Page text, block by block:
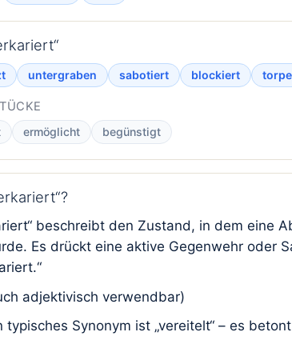
untergraben sabotiert blockiert
ermöglicht begünstigt
beschreibt den Zustand, in dem eine
Es drückt eine aktive Gegenwehr oder
adjektivisch verwendbar)
typisches Synonym ist „vereitelt“ – es